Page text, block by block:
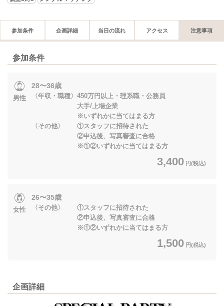
参加条件 企画詳細 当日の流れ アクセス 注意事項
参加条件
男性
28〜36歳
〈年収・職種〉450万円以上・理系職・公務員
大手/上場企業
※いずれかに当てはまる方
〈その他〉 ①スタッフに招待された
②申込後、写真審査に合格
※①②いずれかに当てはまる方
3,400 円(税込)
女性
26〜35歳
〈その他〉 ①スタッフに招待された
②申込後、写真審査に合格
※①②いずれかに当てはまる方
1,500 円(税込)
企画詳細